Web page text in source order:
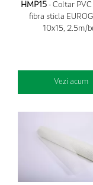
HMP15- Coltar PVC
fibra sticla
10x15, 2.5m/
Vezi acum